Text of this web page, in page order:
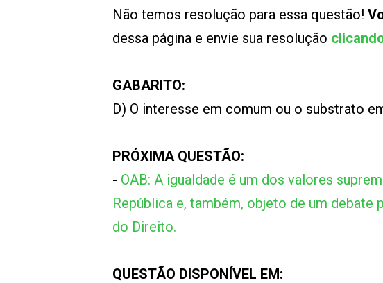
Não temos resolução para essa questão!
dessa página e envie sua resolução
GABARITO:
D) O interesse em comum ou o substrato
PRÓXIMA QUESTÃO:
- OAB: A igualdade é um dos valores
República e, também, objeto de um
do Direito.
QUESTÃO DISPONÍVEL EM: